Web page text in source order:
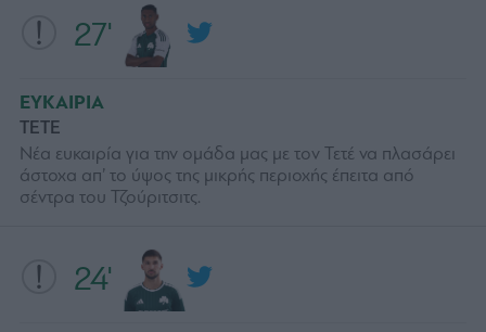
24'
27'
ΕΥΚΑΙΡΙΑ
ΤΕΤΕ
Νέα ευκαιρία για την ομάδα μας με τον Τετέ να πλασάρει
άστοχα απ’ το ύψος της μικρής περιοχής έπειτα από
σέντρα του Τζούριτσιτς.